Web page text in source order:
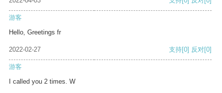
游客
Hello, Greetings fr
2022-02-27 支持[0] 反对[0]
游客
I called you 2 times. W